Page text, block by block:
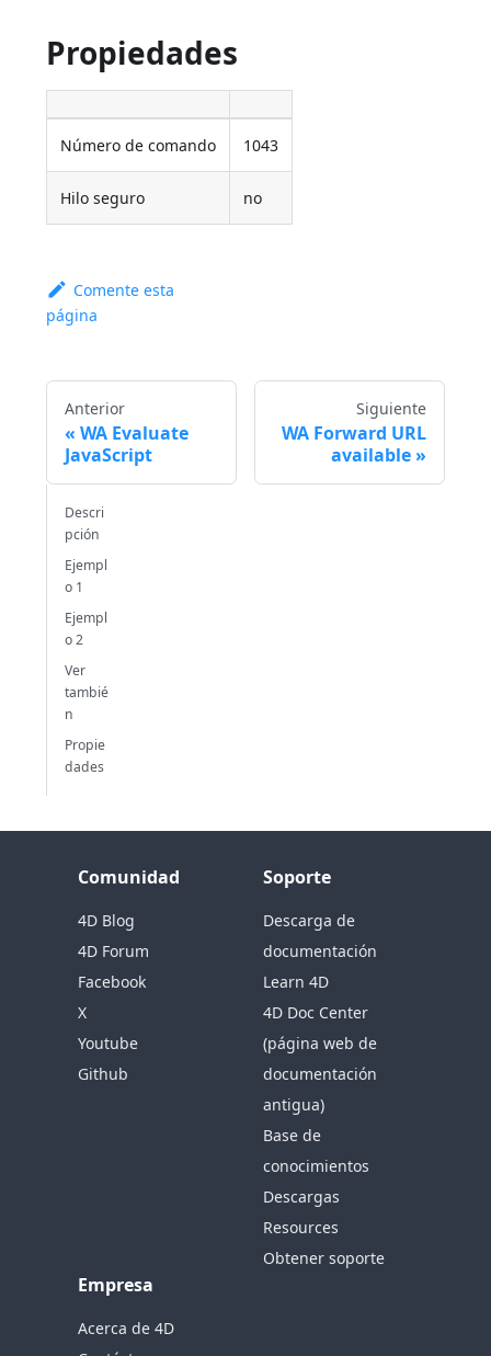
Propiedades
Número de comando 1043
Hilo seguro no
Comente esta
página
Anterior
WA Evaluate
JavaScript
Siguiente
WA Forward URL
available
Descri
pción
Ejempl
o 1
Ejempl
o 2
Ver
tambié
n
Propie
dades
Comunidad
4D Blog
4D Forum
Facebook
X
Youtube
Github
Soporte
Descarga de
documentación
Learn 4D
4D Doc Center
(página web de
documentación
antigua)
Base de
conocimientos
Descargas
Resources
Obtener soporte
Empresa
Acerca de 4D